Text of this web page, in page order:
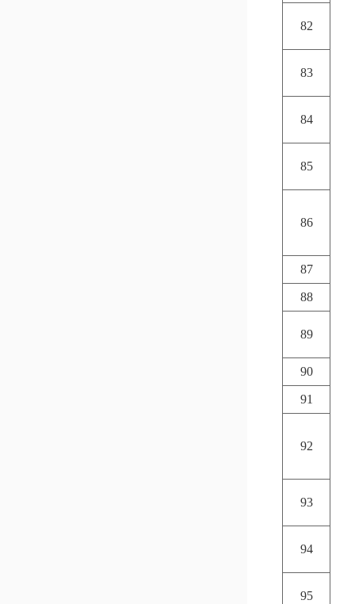
82
83
84
85
86
87
88
89
90
91
92
93
94
95